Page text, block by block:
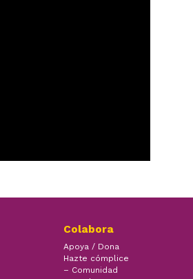
Colabora
Apoya / Dona
Hazte cómplice
– Comunidad